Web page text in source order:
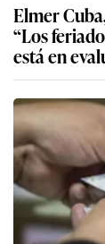
Elmer
“Los
está en